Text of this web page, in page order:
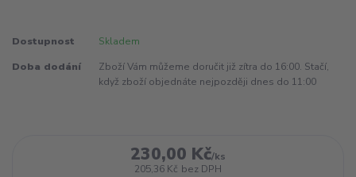
Dostupnost Skladem
Doba dodání
Zboží Vám můžeme doručit již zítra do 16:00. Stačí,
když zboží objednáte nejpozději dnes do 11:00
230,00 Kč/ks
205,36 Kč bez DPH